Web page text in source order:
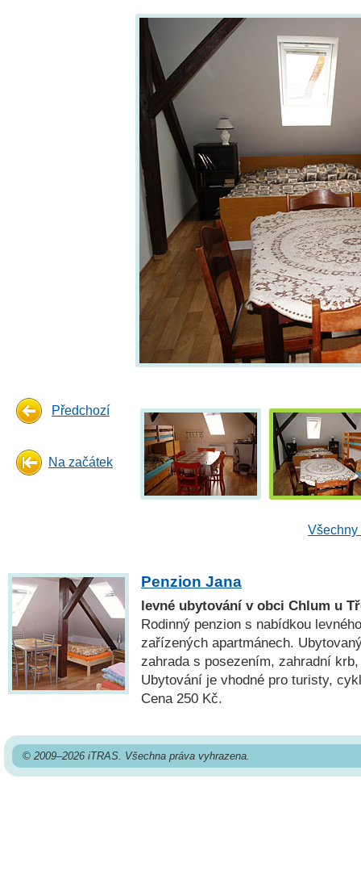
Předchozí
Na začátek
Všechny
Penzion Jana
levné ubytování v obci Chlum u
Rodinný penzion s nabídkou
zařízených apartmánech.
zahrada s posezením, zahradní
Ubytování je vhodné pro turisty,
Cena 250 Kč.
© 2009–2026 iTRAS. Všechna práva vyhrazena.